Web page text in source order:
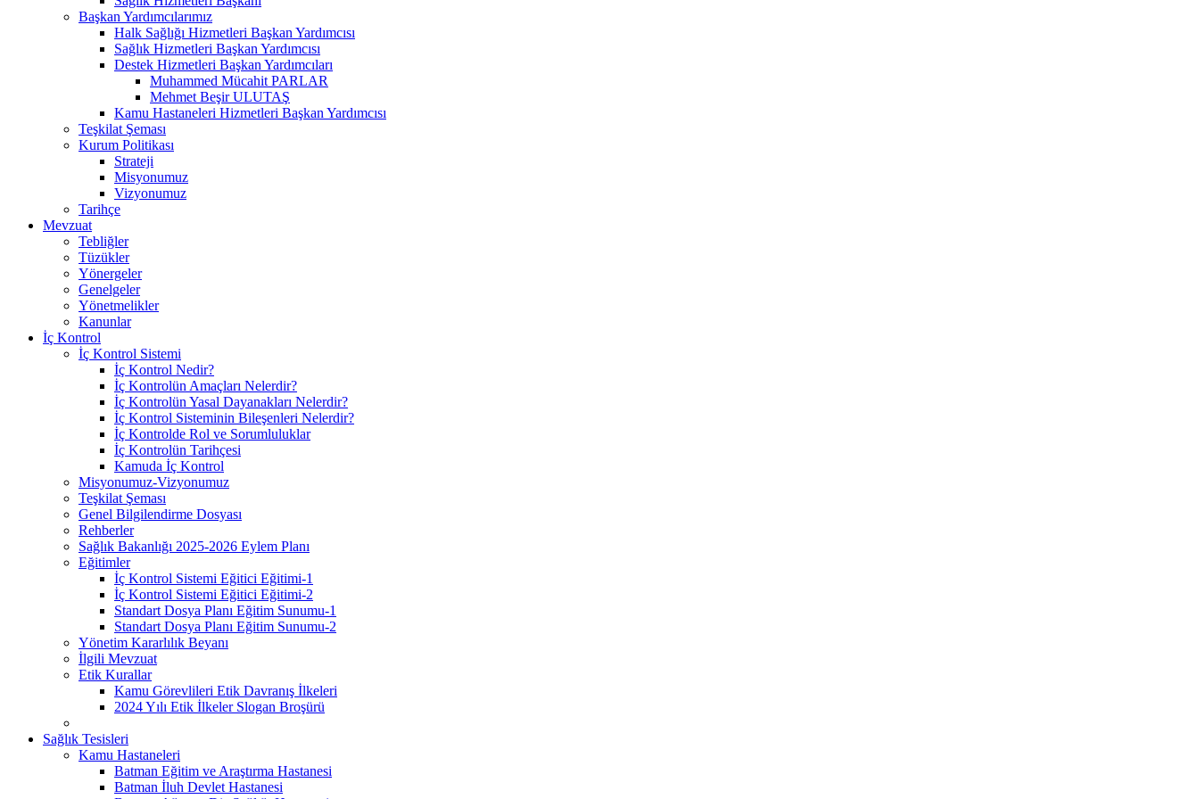
Başkan Yardımcılarımız
Halk Sağlığı Hizmetleri Başkan Yardımcısı
Sağlık Hizmetleri Başkan Yardımcısı
Destek Hizmetleri Başkan Yardımcıları
Muhammed Mücahit PARLAR
Mehmet Beşir ULUTAŞ
Kamu Hastaneleri Hizmetleri Başkan Yardımcısı
Teşkilat Şeması
Kurum Politikası
Strateji
Misyonumuz
Vizyonumuz
Tarihçe
Mevzuat
Tebliğler
Tüzükler
Yönergeler
Genelgeler
Yönetmelikler
Kanunlar
İç Kontrol
İç Kontrol Sistemi
İç Kontrol Nedir?
İç Kontrolün Amaçları Nelerdir?
İç Kontrolün Yasal Dayanakları Nelerdir?
İç Kontrol Sisteminin Bileşenleri Nelerdir?
İç Kontrolde Rol ve Sorumluluklar
İç Kontrolün Tarihçesi
Kamuda İç Kontrol
Misyonumuz-Vizyonumuz
Teşkilat Şeması
Genel Bilgilendirme Dosyası
Rehberler
Sağlık Bakanlığı 2025-2026 Eylem Planı
Eğitimler
İç Kontrol Sistemi Eğitici Eğitimi-1
İç Kontrol Sistemi Eğitici Eğitimi-2
Standart Dosya Planı Eğitim Sunumu-1
Standart Dosya Planı Eğitim Sunumu-2
Yönetim Kararlılık Beyanı
İlgili Mevzuat
Etik Kurallar
Kamu Görevlileri Etik Davranış İlkeleri
2024 Yılı Etik İlkeler Slogan Broşürü
Sağlık Tesisleri
Kamu Hastaneleri
Batman Eğitim ve Araştırma Hastanesi
Batman İluh Devlet Hastanesi